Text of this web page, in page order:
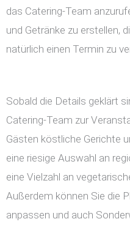
das Catering-Team
und Getränke zu erstellen,
natürlich einen Termin zu
Sobald die Details geklärt
Catering-Team zur
Gästen köstliche Gerichte
eine riesige Auswahl an
eine Vielzahl an
Außerdem können Sie die
anpassen und auch